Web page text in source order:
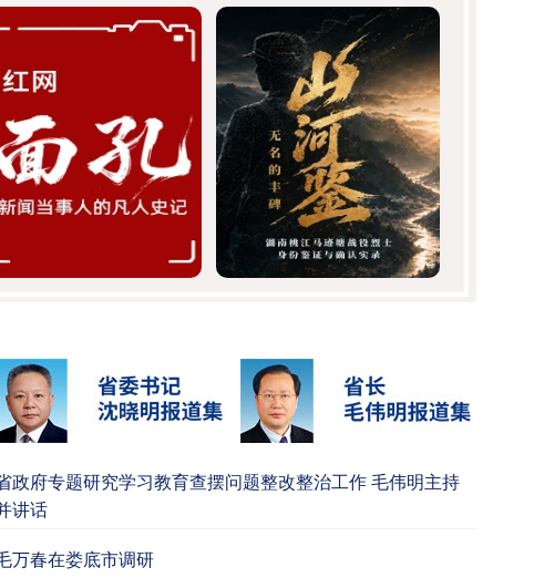
政府专题研究学习教育查摆问题整改整治工作 毛伟明主持
讲话
万春在娄底市调研